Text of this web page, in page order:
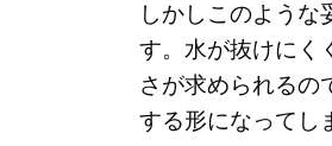
しかしこのような
す。水が抜けにく
さが求められるの
する形になってし